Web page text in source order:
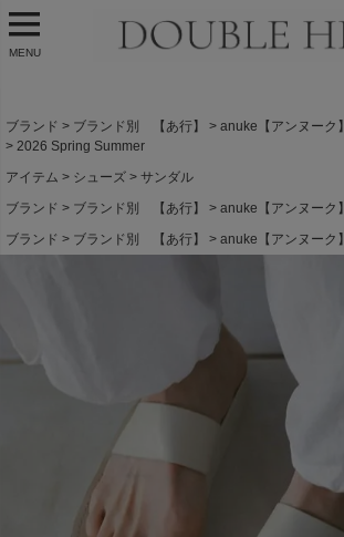
MENU
ブランド ブランド別 【あ行】
anuke【アンヌーク】
2026 Spring Summer
アイテム
シューズ
サンダル
ブランド
ブランド別 【あ行】 anuke【アンヌーク】
ブランド
ブランド別 【あ行】 anuke【アンヌーク】